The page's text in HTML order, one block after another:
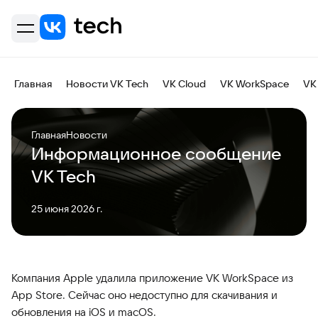
Главная Новости VK Tech VK Cloud VK WorkSpace VK
ГлавнаяНовости
Информационное сообщение
VK Tech
25 июня 2026 г.
Компания Apple удалила приложение VK WorkSpace из
App Store. Сейчас оно недоступно для скачивания и
обновления на iOS и macOS.